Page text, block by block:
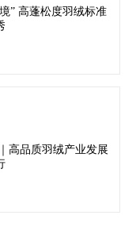
” 高蓬松度羽绒标准
高品质羽绒产业发展